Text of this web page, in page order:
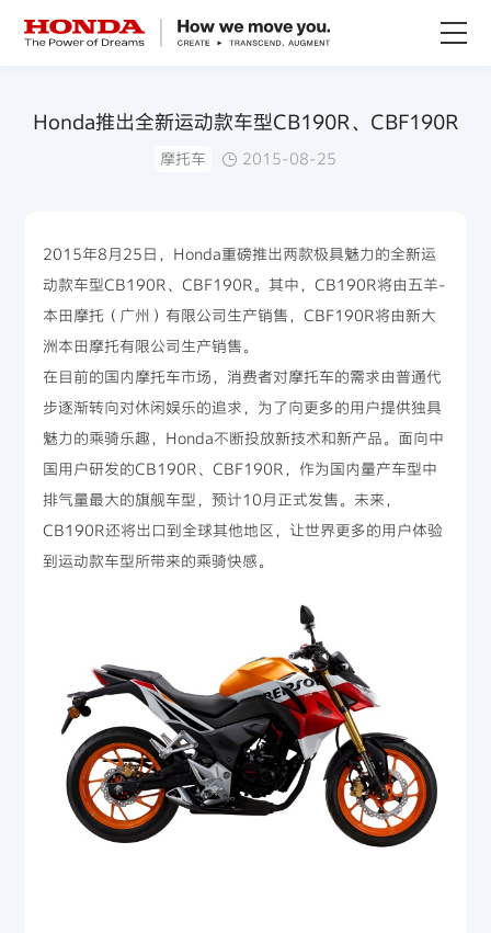
赛事运动
新闻资讯
Honda推出全新运动款车型CB190R、CBF190R
摩托车 2015-08-25
2015年8月25日，Honda重磅推出两款极具魅力的全新运
动款车型CB190R、CBF190R。其中，CB190R将由五羊-
本田摩托（广州）有限公司生产销售，CBF190R将由新大
洲本田摩托有限公司生产销售。
在目前的国内摩托车市场，消费者对摩托车的需求由普通代
步逐渐转向对休闲娱乐的追求，为了向更多的用户提供独具
魅力的乘骑乐趣，Honda不断投放新技术和新产品。面向中
国用户研发的CB190R、CBF190R，作为国内量产车型中
排气量最大的旗舰车型，预计10月正式发售。未来，
CB190R还将出口到全球其他地区，让世界更多的用户体验
到运动款车型所带来的乘骑快感。